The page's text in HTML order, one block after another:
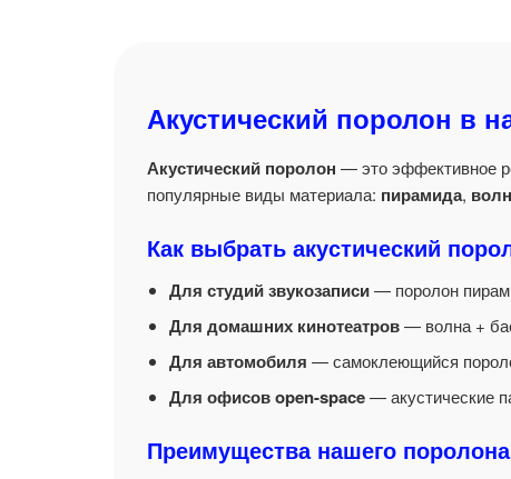
Акустический поролон в
Акустический поролон — это эффективное
популярные виды материала: пирамида,
Как выбрать акустический
Для студий звукозаписи— поролон
Для домашних кинотеатров— волна +
Для автомобиля — самоклеющийся
Для офисов open-space— акустические
Преимущества нашего поролона